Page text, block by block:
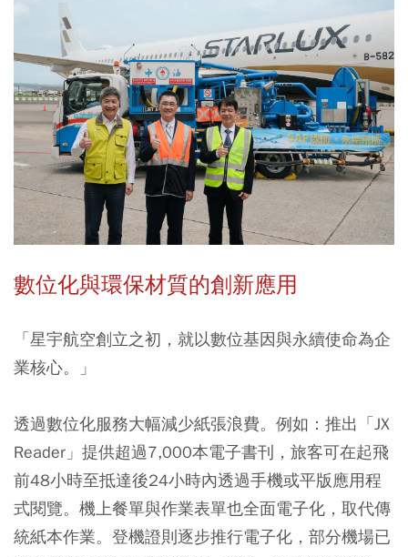
數位化與環保材質的創新應用
「星宇航空創立之初，就以數位基因與永續使命為企
業核心。」
透過數位化服務大幅減少紙張浪費。例如：推出「JX
Reader」提供超過7,000本電子書刊，旅客可在起飛
前48小時至抵達後24小時內透過手機或平版應用程
式閱覽。機上餐單與作業表單也全面電子化，取代傳
統紙本作業。登機證則逐步推行電子化，部分機場已